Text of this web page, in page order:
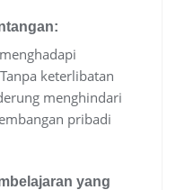
keterlibatan
menghindari
pribadi
yang